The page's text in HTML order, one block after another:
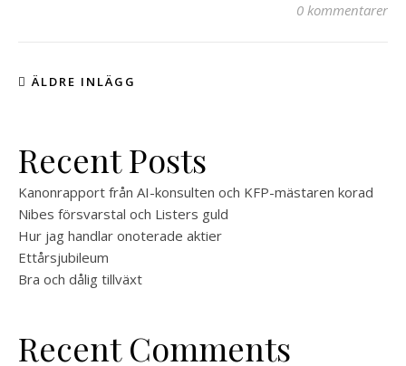
0 kommentarer
ÄLDRE INLÄGG
Recent Posts
Kanonrapport från AI-konsulten och KFP-mästaren korad
Nibes försvarstal och Listers guld
Hur jag handlar onoterade aktier
Ettårsjubileum
Bra och dålig tillväxt
Recent Comments